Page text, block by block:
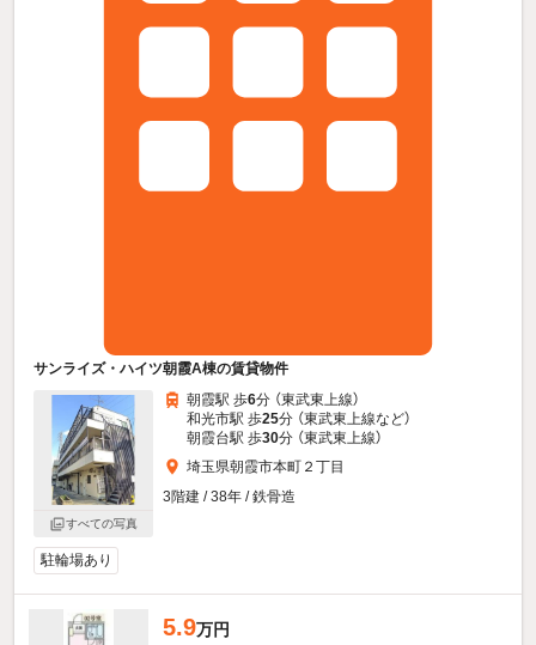
サンライズ・ハイツ朝霞A棟の賃貸物件
すべての写真
朝霞駅 歩6分 （東武東上線）
和光市駅 歩25分 （東武東上線など）
朝霞台駅 歩30分 （東武東上線）
埼玉県朝霞市本町２丁目
3階建 / 38年 / 鉄骨造
駐輪場あり
5.9万円